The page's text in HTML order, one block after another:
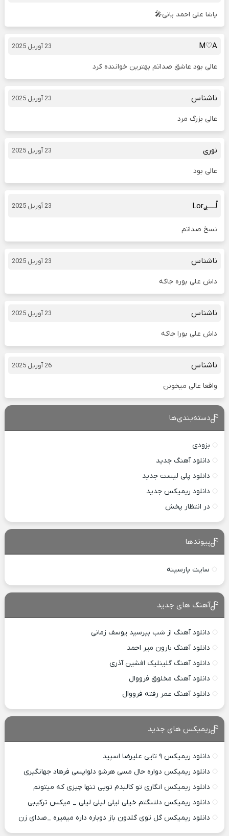
یاشا علی احمد یانی🎤
M♡A 23 آوریل 2025
عالی بود عاشق صداتم بهترین خواننده کرد
ناشناس 23 آوریل 2025
عالی بزرگ مرد
نوری 23 آوریل 2025
عالی بود
لُـــــࢪLor 23 آوریل 2025
نسخ صداتم
ناشناس 23 آوریل 2025
داش علی بوره جاکه
ناشناس 23 آوریل 2025
داش علی بورا جاکه
ناشناس 26 آوریل 2025
واقعا عالی میخونن
دسته‌بندی‌ها
بزودی
دانلود آهنگ جدید
دانلود پلی لیست جدید
دانلود ریمیکس جدید
در انتظار پخش
پیوندها
سایت پارسینه
آهنگ های جدید
دانلود آهنگ از شب بپرسید یوسف زمانی
دانلود آهنگ بارون میر احمد
دانلود آهنگ گلینلیک افشین آذری
دانلود آهنگ مخلوق فرووال
دانلود آهنگ عمر رفته فرووال
ریمیکس های جدید
دانلود ریمیکس ۹ تایی علیرضا اسپید
دانلود ریمیکس دواره حال مسی هرشو دلواپسی فرهاد جهانگیری
دانلود ریمیکس انگاری تو کالبدم تویی تنها چیزی که میتونم
دانلود ریمیکس دلتنگتم خیلی لیلی لیلی لیلی _ میکس ترکیبی
دانلود ریمیکس گل توی گلدون باز دوباره داره میمیره _صدای زن